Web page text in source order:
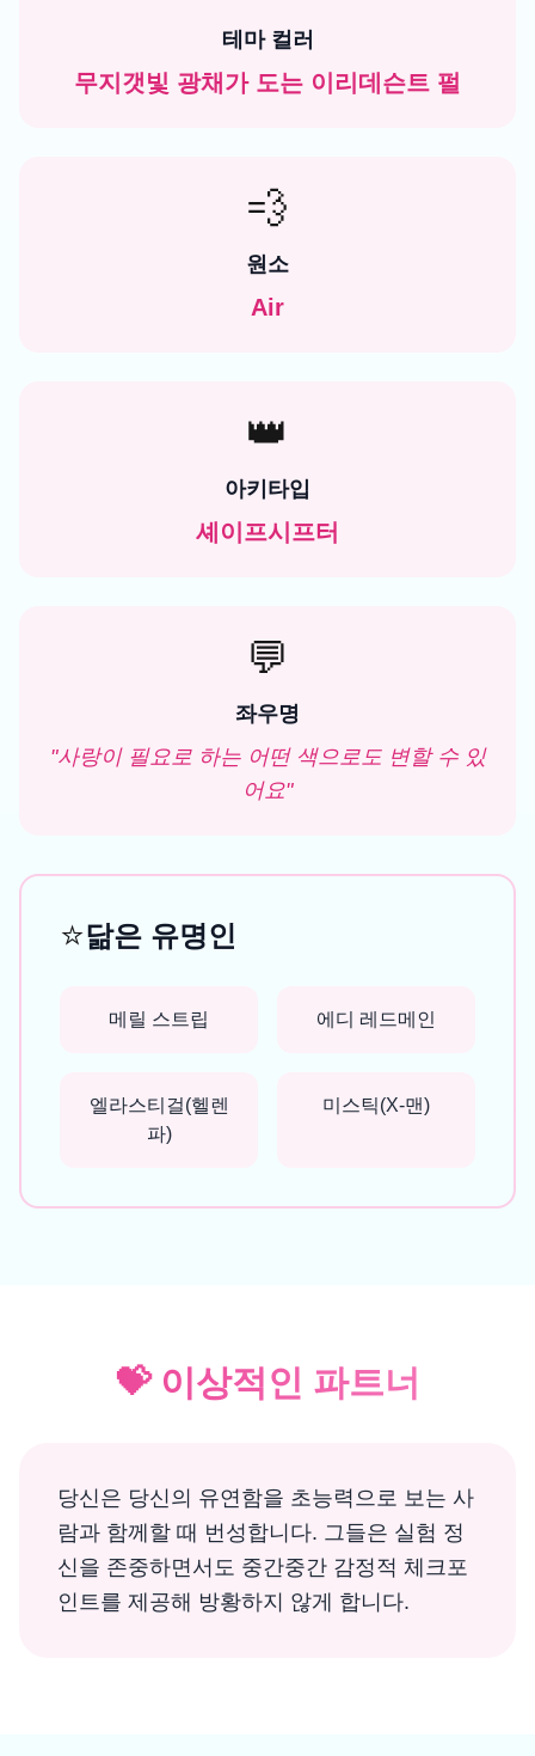
테마 컬러
무지갯빛 광채가 도는 이리데슨트 펄
💨
원소
Air
👑
아키타입
셰이프시프터
💬
좌우명
"사랑이 필요로 하는 어떤 색으로도 변할 수 있
어요"
⭐닮은 유명인
메릴 스트립 에디 레드메인
엘라스티걸(헬렌
파)
미스틱(X-맨)
💝 이상적인 파트너
당신은 당신의 유연함을 초능력으로 보는 사
람과 함께할 때 번성합니다. 그들은 실험 정
신을 존중하면서도 중간중간 감정적 체크포
인트를 제공해 방황하지 않게 합니다.